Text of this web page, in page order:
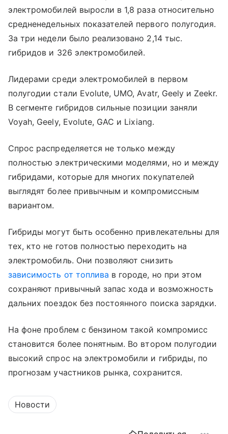
электромобилей выросли в 1,8 раза относительно
средненедельных показателей первого полугодия.
За три недели было реализовано 2,14 тыс.
гибридов и 326 электромобилей.
Лидерами среди электромобилей в первом
полугодии стали Evolute, UMO, Avatr, Geely и Zeekr.
В сегменте гибридов сильные позиции заняли
Voyah, Geely, Evolute, GAC и Lixiang.
Спрос распределяется не только между
полностью электрическими моделями, но и между
гибридами, которые для многих покупателей
выглядят более привычным и компромиссным
вариантом.
Гибриды могут быть особенно привлекательны для
тех, кто не готов полностью переходить на
электромобиль. Они позволяют снизить
зависимость от топлива в городе, но при этом
сохраняют привычный запас хода и возможность
дальних поездок без постоянного поиска зарядки.
На фоне проблем с бензином такой компромисс
становится более понятным. Во втором полугодии
высокий спрос на электромобили и гибриды, по
прогнозам участников рынка, сохранится.
Новости